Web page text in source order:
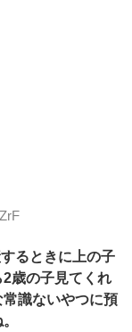
るときに上の子
歳の子見てくれ
識ないやつに預